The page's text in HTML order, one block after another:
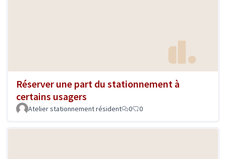
Réserver une part du stationnement à
certains usagers
Atelier stationnement résident 0 0